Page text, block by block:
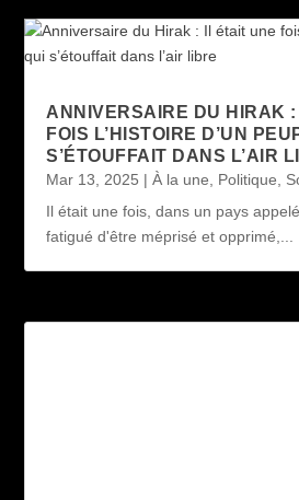
ANNIVERSAIRE DU HIRAK
FOIS L’HISTOIRE D’UN
S’ÉTOUFFAIT DANS L’AIR
Mar 13, 2025 |À la une Politique
Il était une fois, dans un pays
fatigué d'être méprisé et opprimé,...